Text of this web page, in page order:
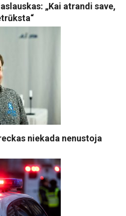
„Kai atrandi save,
niekada nenustoja